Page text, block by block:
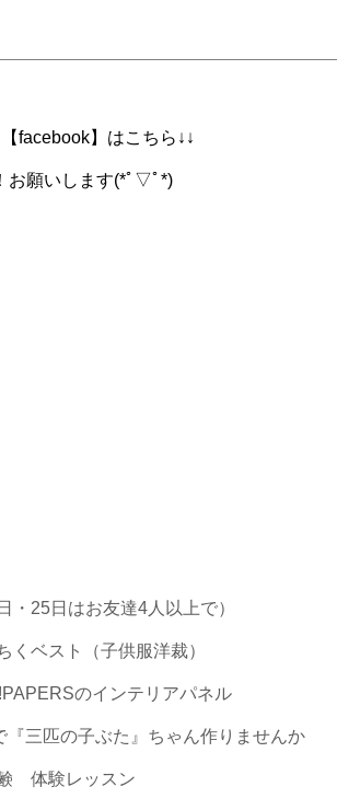
facebook】はこちら↓↓
お願いします(*ﾟ▽ﾟ*)
25日はお友達4人以上で）
くベスト（子供服洋裁）
のインテリアパネル
三匹の子ぶた』ちゃん作りませんか
体験レッスン